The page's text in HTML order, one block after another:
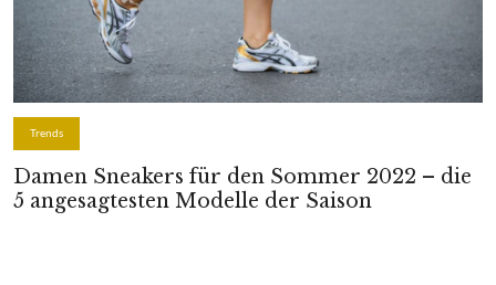
Trends
Damen Sneakers für den Sommer 2022 – die
5 angesagtesten Modelle der Saison